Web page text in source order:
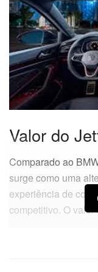
Valor do
Comparado ao
surge como uma
experiência de
competitivo. O